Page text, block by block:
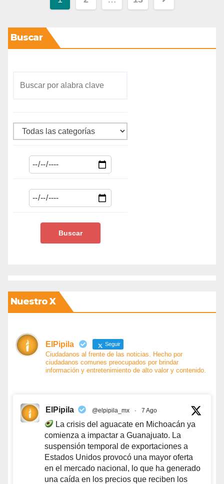
Buscar
Nuestro X
ElPipila Seguir
Ciudadanos al frente de las noticias. Hecho por
ciudadanos comunes preocupados por brindar
información y entretenimiento de alto valor y contenido.
ElPipila @elpipila_mx · 7 Ago
La crisis del aguacate en Michoacán ya
comienza a impactar a Guanajuato. La
suspensión temporal de exportaciones a
Estados Unidos provocó una mayor oferta
en el mercado nacional, lo que ha generado
una caída en los precios que reciben los